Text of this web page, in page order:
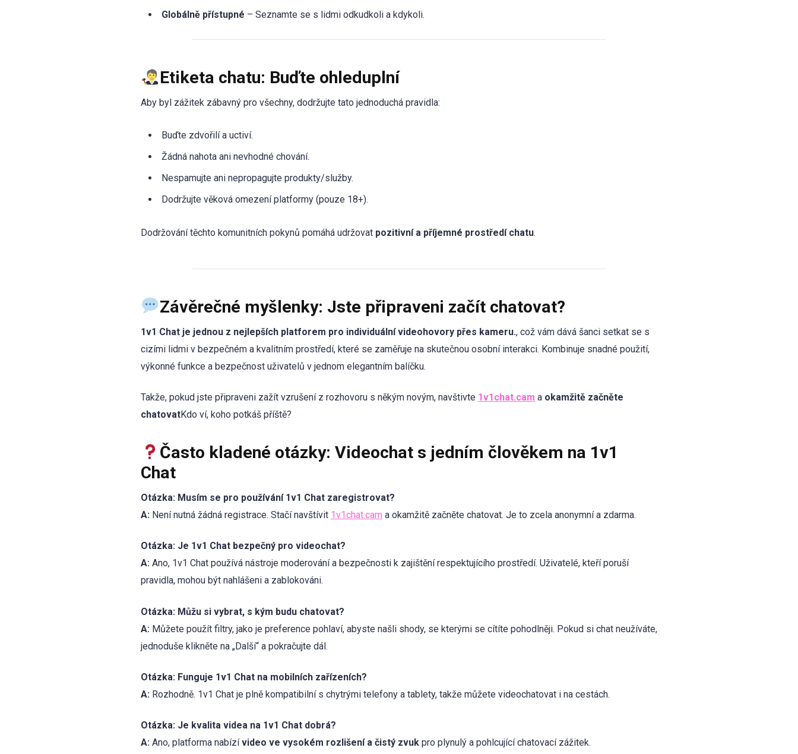
Globálně přístupné – Seznamte se s lidmi odkudkoli a kdykoli.
Etiketa chatu: Buďte ohleduplní
Aby byl zážitek zábavný pro všechny, dodržujte tato jednoduchá pravidla:
Buďte zdvořilí a uctiví.
Žádná nahota ani nevhodné chování.
Nespamujte ani nepropagujte produkty/služby.
Dodržujte věková omezení platformy (pouze 18+).
Dodržování těchto komunitních pokynů pomáhá udržovat pozitivní a příjemné prostředí chatu.
Závěrečné myšlenky: Jste připraveni začít chatovat?
1v1 Chat je jednou z nejlepších platforem pro individuální videohovory přes kameru., což vám dává šanci setkat se s
cizími lidmi v bezpečném a kvalitním prostředí, které se zaměřuje na skutečnou osobní interakci. Kombinuje snadné použití,
výkonné funkce a bezpečnost uživatelů v jednom elegantním balíčku.
Takže, pokud jste připraveni zažít vzrušení z rozhovoru s někým novým, navštivte 1v1chat.cam a okamžitě začněte
chatovatKdo ví, koho potkáš příště?
Často kladené otázky: Videochat s jedním člověkem na 1v1
Chat
Otázka: Musím se pro používání 1v1 Chat zaregistrovat?
A: Není nutná žádná registrace. Stačí navštívit 1v1chat.cam a okamžitě začněte chatovat. Je to zcela anonymní a zdarma.
Otázka: Je 1v1 Chat bezpečný pro videochat?
A: Ano, 1v1 Chat používá nástroje moderování a bezpečnosti k zajištění respektujícího prostředí. Uživatelé, kteří poruší
pravidla, mohou být nahlášeni a zablokováni.
Otázka: Můžu si vybrat, s kým budu chatovat?
A: Můžete použít filtry, jako je preference pohlaví, abyste našli shody, se kterými se cítíte pohodlněji. Pokud si chat neužíváte,
jednoduše klikněte na „Další“ a pokračujte dál.
Otázka: Funguje 1v1 Chat na mobilních zařízeních?
A: Rozhodně. 1v1 Chat je plně kompatibilní s chytrými telefony a tablety, takže můžete videochatovat i na cestách.
Otázka: Je kvalita videa na 1v1 Chat dobrá?
A: Ano, platforma nabízívideo ve vysokém rozlišení a čistý zvuk pro plynulý a pohlcující chatovací zážitek.